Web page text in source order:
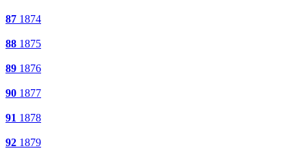
87 1874
88 1875
89 1876
90 1877
91 1878
92 1879